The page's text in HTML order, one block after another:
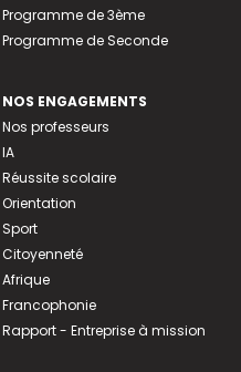
Programme de 3ème
Programme de Seconde
NOS ENGAGEMENTS
Nos professeurs
IA
Réussite scolaire
Orientation
Sport
Citoyenneté
Afrique
Francophonie
Rapport - Entreprise à mission